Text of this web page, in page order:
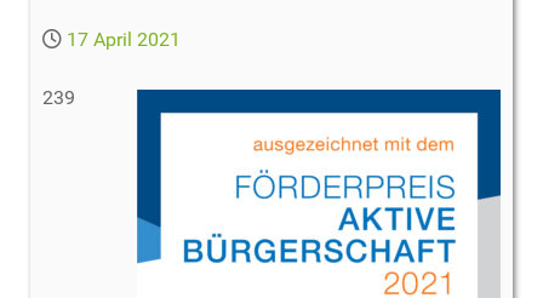
17 April 2021
239